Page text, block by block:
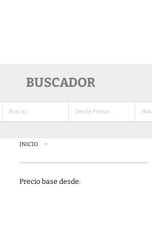
BUSCADOR
INICIO
Precio base desde: